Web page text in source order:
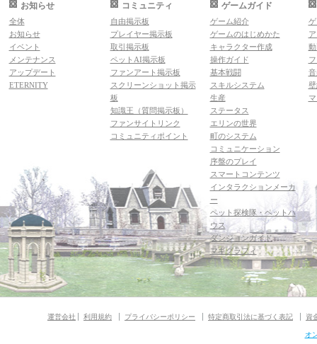
お知らせ
全体
お知らせ
イベント
メンテナンス
アップデート
ETERNITY
コミュニティ
自由掲示板
プレイヤー掲示板
取引掲示板
ペットAI掲示板
ファンアート掲示板
スクリーンショット掲示
板
知識王（質問掲示板）
ファンサイトリンク
コミュニティポイント
ゲームガイド
ゲーム紹介
ゲームのはじめかた
キャラクター作成
操作ガイド
基本戦闘
スキルシステム
生産
ステータス
エリンの世界
町のシステム
コミュニケーション
序盤のプレイ
スマートコンテンツ
インタラクションメーカ
ー
ペット探検隊・ペットハ
ウス
ダンジョンガイド
マギグラフィ
運営会社 利用規約 プライバシーポリシー 特定商取引法に基づく表記 資
オ